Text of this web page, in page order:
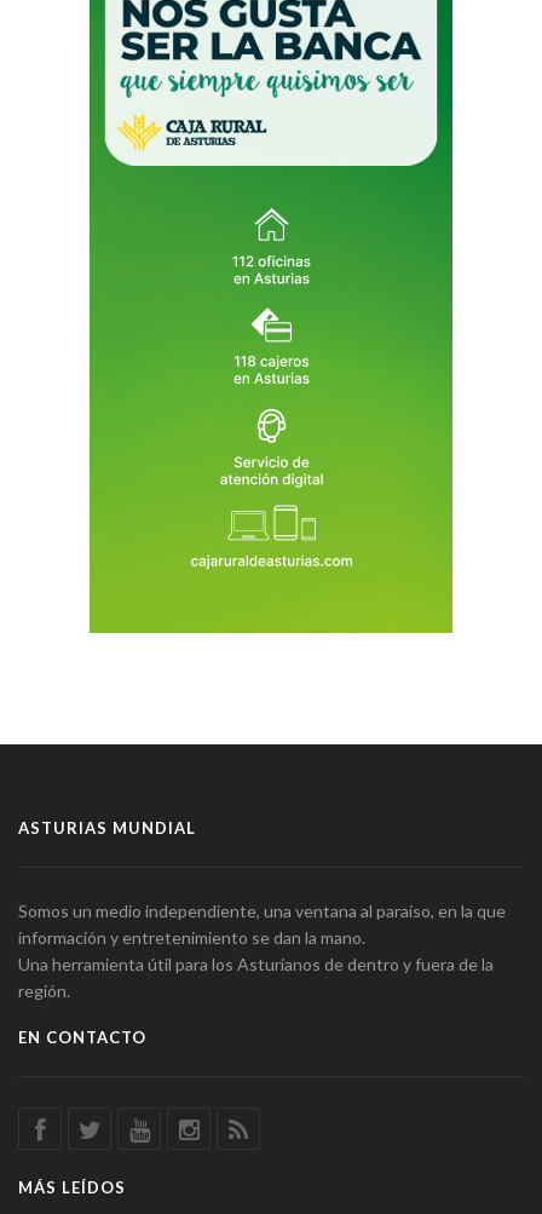
ASTURIAS MUNDIAL
Somos un medio independiente, una ventana al paraíso, en la que
información y entretenimiento se dan la mano.
Una herramienta útil para los Asturianos de dentro y fuera de la
región.
EN CONTACTO
MÁS LEÍDOS